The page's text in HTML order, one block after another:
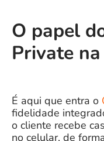
O papel
Private
É aqui que entra o
fidelidade
o cliente recebe
no celular, de